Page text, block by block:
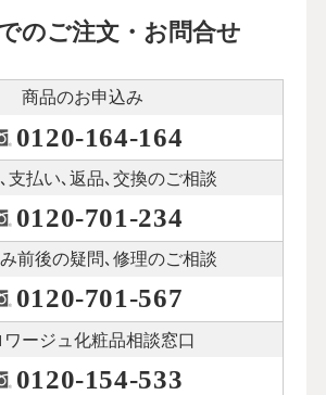
のご注文・お問合せ
商品のお申込み
0120-164-164
支払い､ 返品､交換のご相談
0120-701-234
前後の疑問､修理のご相談
0120-701-567
ワージュ化粧品相談窓口
0120-154-533